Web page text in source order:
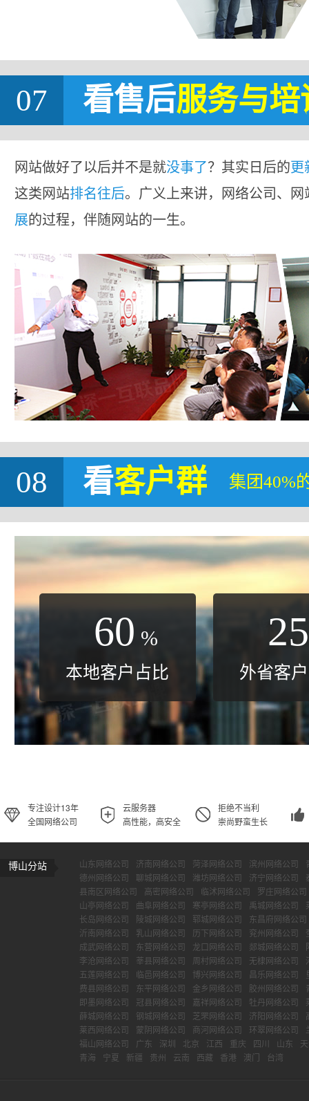
07 看售后服务与培
网站做好了以后并不是就没事了？其实日后的更
这类网站排名往后。广义上来讲，网络公司、
展的过程，伴随网站的一生。
08 看客户群 集团40%
60 %
本地客户占比
25
外省客
专注设计13年
全国网络公司
云服务器
高性能，高安全
拒绝不当利
崇尚野蛮生长
博山分站 山东网络公司 济南网络公司 菏泽网络公司 滨州网络公司
德州网络公司
聊城网络公司 潍坊网络公司 济宁网络公司
县南区网络公司
高密网络公司 临沭网络公司
罗庄网络公司
山亭网络公司
曲阜网络公司 寒亭网络公司 禹城网络公司
长岛网络公司
陵城网络公司 郓城网络公司
东昌府网络公司
沂南网络公司
乳山网络公司 历下网络公司 兖州网络公司
成武网络公司
东营网络公司 龙口网络公司 郯城网络公司
李沧网络公司
莘县网络公司 周村网络公司 无棣网络公司
五莲网络公司
临邑网络公司 博兴网络公司 昌乐网络公司
费县网络公司
东平网络公司 金乡网络公司 胶州网络公司
即墨网络公司
冠县网络公司 嘉祥网络公司 牡丹网络公司
薛城网络公司
钢城网络公司 芝罘网络公司 济阳网络公司
莱西网络公司
蒙阴网络公司 商河网络公司 环翠网络公司
福山网络公司
广东 深圳 北京 江西 重庆 四川 山东
青海
宁夏 新疆 贵州 云南 西藏 香港 澳门 台湾